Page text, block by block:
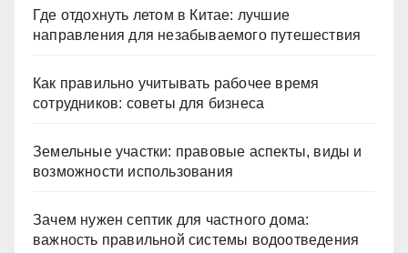
Где отдохнуть летом в Китае: лучшие
направления для незабываемого путешествия
Как правильно учитывать рабочее время
сотрудников: советы для бизнеса
Земельные участки: правовые аспекты, виды и
возможности использования
Зачем нужен септик для частного дома:
важность правильной системы водоотведения